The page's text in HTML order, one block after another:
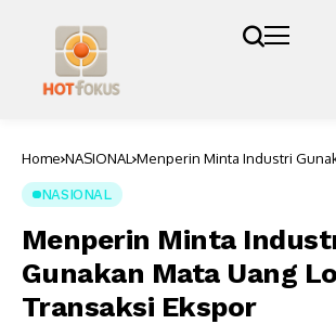
Home NASIONAL Menperin Minta Industri
NASIONAL
Menperin Minta
Gunakan Mata Uang
Transaksi Ekspor